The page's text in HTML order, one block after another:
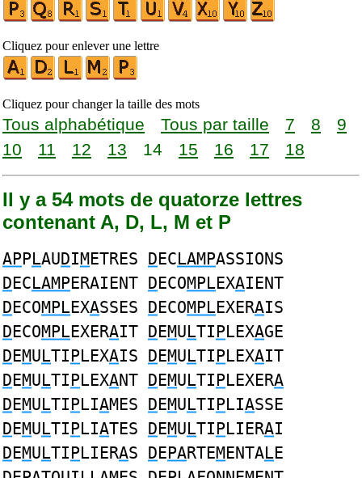
Cliquez pour enlever une lettre
Cliquez pour changer la taille des mots
Tous alphabétique Tous par taille 7 8
9
10
11 12 13 14 15 16 17 18
Il y a 54 mots de quatorze lettres
contenant A, D, L, M et P
APPLAUDIMETRES DECLAMPASSIONS
DECLAMPERAIENT DECOMPLEXAIENT
DECOMPLEXASSES DECOMPLEXERAIS
DECOMPLEXERAIT DEMULTIPLEXAGE
DEMULTIPLEXAIS DEMULTIPLEXAIT
DEMULTIPLEXANT DEMULTIPLEXERA
DEMULTIPLIAMES DEMULTIPLIASSE
DEMULTIPLIATES DEMULTIPLIERAI
DEMULTIPLIERAS DEPARTEMENTALE